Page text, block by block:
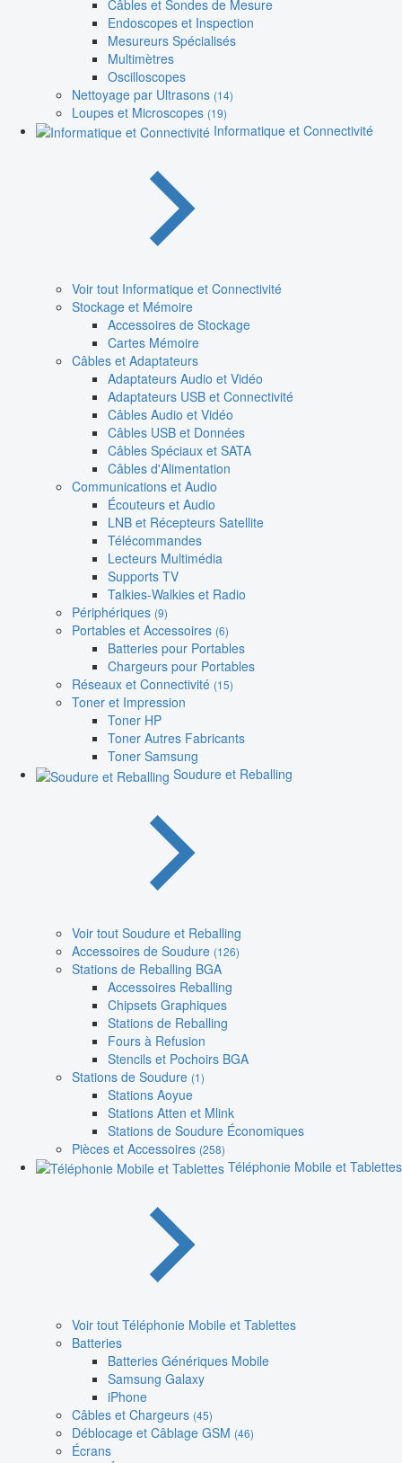
Câbles et Sondes de Mesure
Endoscopes et Inspection
Mesureurs Spécialisés
Multimètres
Oscilloscopes
Nettoyage par Ultrasons (14)
Loupes et Microscopes (19)
Informatique et Connectivité
Voir tout Informatique et Connectivité
Stockage et Mémoire
Accessoires de Stockage
Cartes Mémoire
Câbles et Adaptateurs
Adaptateurs Audio et Vidéo
Adaptateurs USB et Connectivité
Câbles Audio et Vidéo
Câbles USB et Données
Câbles Spéciaux et SATA
Câbles d'Alimentation
Communications et Audio
Écouteurs et Audio
LNB et Récepteurs Satellite
Télécommandes
Lecteurs Multimédia
Supports TV
Talkies-Walkies et Radio
Périphériques (9)
Portables et Accessoires (6)
Batteries pour Portables
Chargeurs pour Portables
Réseaux et Connectivité (15)
Toner et Impression
Toner HP
Toner Autres Fabricants
Toner Samsung
Soudure et Reballing
Voir tout Soudure et Reballing
Accessoires de Soudure (126)
Stations de Reballing BGA
Accessoires Reballing
Chipsets Graphiques
Stations de Reballing
Fours à Refusion
Stencils et Pochoirs BGA
Stations de Soudure (1)
Stations Aoyue
Stations Atten et Mlink
Stations de Soudure Économiques
Pièces et Accessoires (258)
Téléphonie Mobile et Tablettes
Voir tout Téléphonie Mobile et Tablettes
Batteries
Batteries Génériques Mobile
Samsung Galaxy
iPhone
Câbles et Chargeurs (45)
Déblocage et Câblage GSM (46)
Écrans